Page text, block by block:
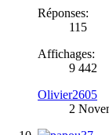
Réponses:
115
Affichages:
9 442
Olivier2605
2